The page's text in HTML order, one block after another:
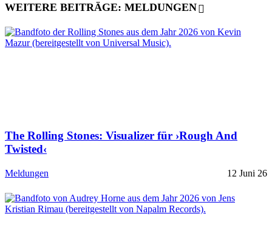
WEITERE BEITRÄGE: MELDUNGEN
The Rolling Stones: Visualizer für ›Rough And
Twisted‹
Meldungen 12 Juni 26